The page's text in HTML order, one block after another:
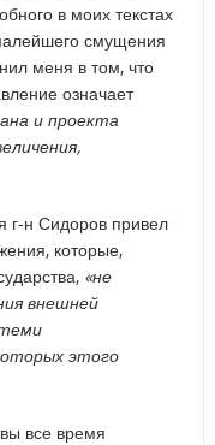
в моих текстах
смущения
меня в том, что
означает
и проекта
г-н Сидоров привел
которые,
«не
внешней
этого
все время